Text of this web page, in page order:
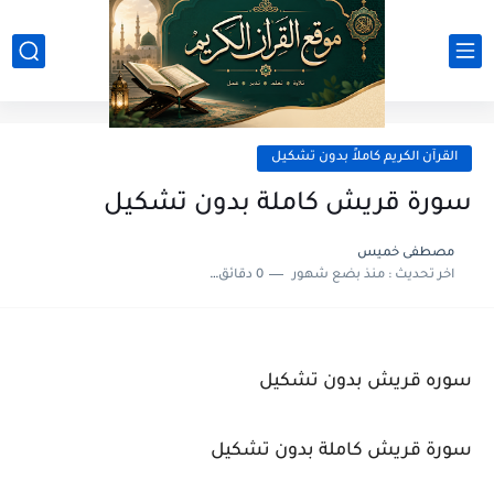
القرآن الكريم كاملاً بدون تشكيل
سورة قريش كاملة بدون تشكيل
مصطفى خميس
اخر تحديث :منذ بضع شهور 0 دقائق للقراءة
سوره قريش بدون تشكيل
سورة قريش كاملة بدون تشكيل